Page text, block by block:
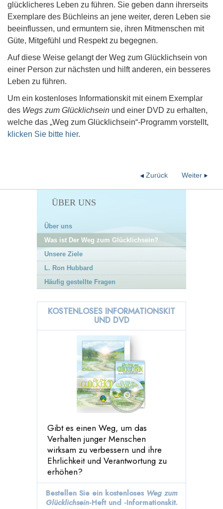
glücklicheres Leben zu führen. Sie geben dann ihrerseits
Exemplare des Büchleins an jene weiter, deren Leben sie
beeinflussen, und ermuntern sie, ihren Mitmenschen mit
Güte, Mitgefühl und Respekt zu begegnen.
Auf diese Weise gelangt der Weg zum Glücklichsein von
einer Person zur nächsten und hilft anderen, ein besseres
Leben zu führen.
Um ein kostenloses Informationskit mit einem Exemplar
des Wegs zum Glücklichsein und einer DVD zu erhalten,
welche das „Weg zum Glücklichsein“-Programm vorstellt,
klicken Sie bitte hier.
Weiter
Zurück
ÜBER UNS
Über uns
Was ist Der Weg zum Glücklichsein?
Unsere Ziele
L. Ron Hubbard
Häufig gestellte Fragen
KOSTENLOSES INFORMATIONSKIT
UND DVD
Gibt es einen Weg, um das
Verhalten junger Menschen
wirksam zu verbessern und ihre
Ehrlichkeit und Verantwortung zu
erhöhen?
Bestellen Sie ein kostenloses Weg zum
Glücklichsein-Heft und -Informationskit.